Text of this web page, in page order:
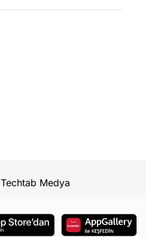
Techtab Medya